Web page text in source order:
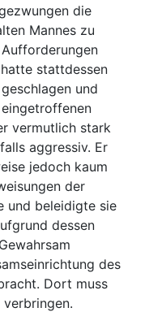
die
Mannes zu
stattdessen
und
vermutlich stark
aggressiv. Er
jedoch kaum
der
und beleidigte sie
dessen
des
Dort muss